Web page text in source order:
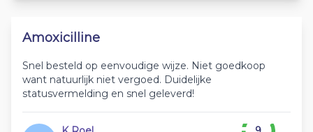
Amoxicilline
Snel besteld op eenvoudige wijze. Niet goedkoop
want natuurlijk niet vergoed. Duidelijke
statusvermelding en snel geleverd!